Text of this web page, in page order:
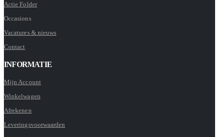
Actie Folder
Occasions
Vacatures & nieuws
Contact
INFORMATIE
Mijn Account
Winkelwagen
Afrekenen
Leveringsvoorwaarden